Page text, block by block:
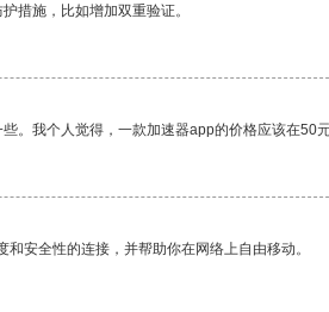
措施，比如增加双重验证。
。我个人觉得，一款加速器app的价格应该在50元
安全性的连接，并帮助你在网络上自由移动。